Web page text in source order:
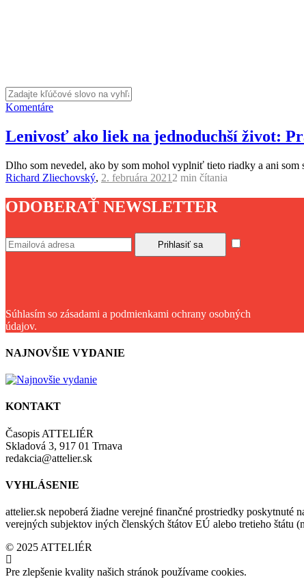
Komentáre
Lenivosť ako liek na jednoduchší život:
Dlho som nevedel, ako by som mohol vyplniť tieto riadky a ani
Richard Zliechovský, 2. februára 2021 2 min čítania
ODOBERAŤ NEWSLETTER
Súhlasím so zásadami a podmienkami ochrany osobných
údajov.
NAJNOVŠIE VYDANIE
KONTAKT
Časopis ATTELIÉR
Skladová 3, 917 01 Trnava
redakcia@attelier.sk
VYHLÁSENIE
attelier.sk nepoberá žiadne verejné finančné prostriedky
verejných subjektov iných členských štátov EÚ alebo tretieho štátu
© 2025 ATTELIÉR
Pre zlepšenie kvality našich stránok používame cookies.